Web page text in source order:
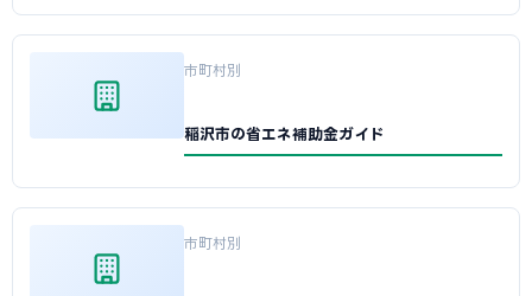
市町村別
稲沢市の省エネ補助金ガイド
市町村別